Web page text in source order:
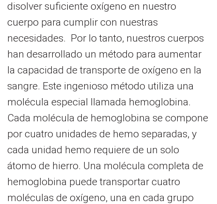
disolver suficiente oxígeno en nuestro
cuerpo para cumplir con nuestras
necesidades. Por lo tanto, nuestros cuerpos
han desarrollado un método para aumentar
la capacidad de transporte de oxígeno en la
sangre. Este ingenioso método utiliza una
molécula especial llamada hemoglobina.
Cada molécula de hemoglobina se compone
por cuatro unidades de hemo separadas, y
cada unidad hemo requiere de un solo
átomo de hierro. Una molécula completa de
hemoglobina puede transportar cuatro
moléculas de oxígeno, una en cada grupo